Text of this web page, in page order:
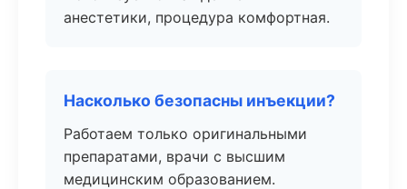
анестетики, процедура комфортная.
Насколько безопасны инъекции?
Работаем только оригинальными
препаратами, врачи с высшим
медицинским образованием.